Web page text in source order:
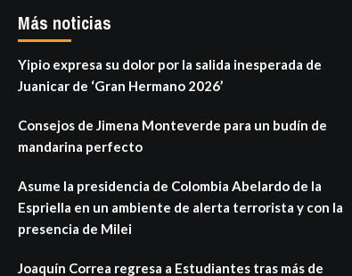
Más noticias
Yipio expresa su dolor por la salida inesperada de
Juanicar de ‘Gran Hermano 2026’
Consejos de Jimena Monteverde para un budín de
mandarina perfecto
Asume la presidencia de Colombia Abelardo de la
Espriella en un ambiente de alerta terrorista y con la
presencia de Milei
Joaquín Correa regresa a Estudiantes tras más de